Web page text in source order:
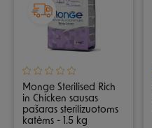
Monge Sterilised Rich
in Chicken sausas
pašaras sterilizuotoms
katėms - 1.5 kg